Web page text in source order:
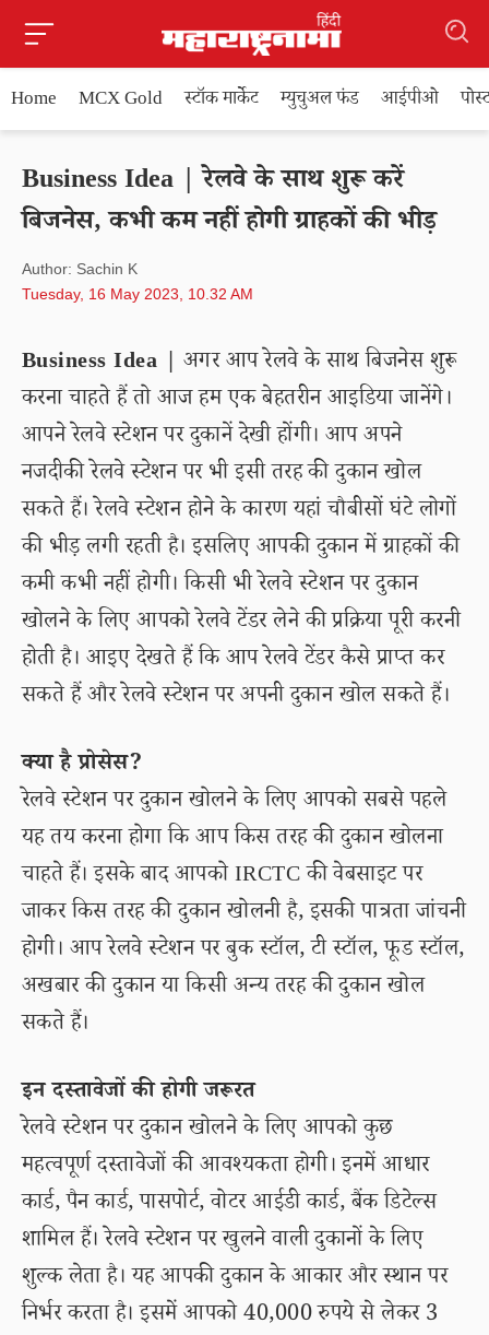
Home MCX Gold स्टॉक मार्केट म्युचुअल फंड आईपीओ
Business Idea | रेलवे के साथ शुरू करें
बिजनेस, कभी कम नहीं होगी ग्राहकों की भीड़
Author: Sachin K
Tuesday, 16 May 2023, 10.32 AM
Business Idea | अगर आप रेलवे के साथ बिजनेस शुरू
करना चाहते हैं तो आज हम एक बेहतरीन आइडिया जानेंगे।
आपने रेलवे स्टेशन पर दुकानें देखी होंगी। आप अपने
नजदीकी रेलवे स्टेशन पर भी इसी तरह की दुकान खोल
सकते हैं। रेलवे स्टेशन होने के कारण यहां चौबीसों घंटे लोगों
की भीड़ लगी रहती है। इसलिए आपकी दुकान में ग्राहकों की
कमी कभी नहीं होगी। किसी भी रेलवे स्टेशन पर दुकान
खोलने के लिए आपको रेलवे टेंडर लेने की प्रक्रिया पूरी करनी
होती है। आइए देखते हैं कि आप रेलवे टेंडर कैसे प्राप्त कर
सकते हैं और रेलवे स्टेशन पर अपनी दुकान खोल सकते हैं।
क्या है प्रोसेस?
रेलवे स्टेशन पर दुकान खोलने के लिए आपको सबसे पहले
यह तय करना होगा कि आप किस तरह की दुकान खोलना
चाहते हैं। इसके बाद आपको IRCTC की वेबसाइट पर
जाकर किस तरह की दुकान खोलनी है, इसकी पात्रता जांचनी
होगी। आप रेलवे स्टेशन पर बुक स्टॉल, टी स्टॉल, फूड स्टॉल,
अखबार की दुकान या किसी अन्य तरह की दुकान खोल
सकते हैं।
इन दस्तावेजों की होगी जरूरत
रेलवे स्टेशन पर दुकान खोलने के लिए आपको कुछ
महत्वपूर्ण दस्तावेजों की आवश्यकता होगी। इनमें आधार
कार्ड, पैन कार्ड, पासपोर्ट, वोटर आईडी कार्ड, बैंक डिटेल्स
शामिल हैं। रेलवे स्टेशन पर खुलने वाली दुकानों के लिए
शुल्क लेता है। यह आपकी दुकान के आकार और स्थान पर
निर्भर करता है। इसमें आपको 40,000 रुपये से लेकर 3